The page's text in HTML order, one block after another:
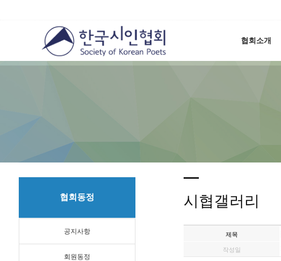
협회소개
협회동정
공지사항
회원동정
시협갤러리
제목
작성일